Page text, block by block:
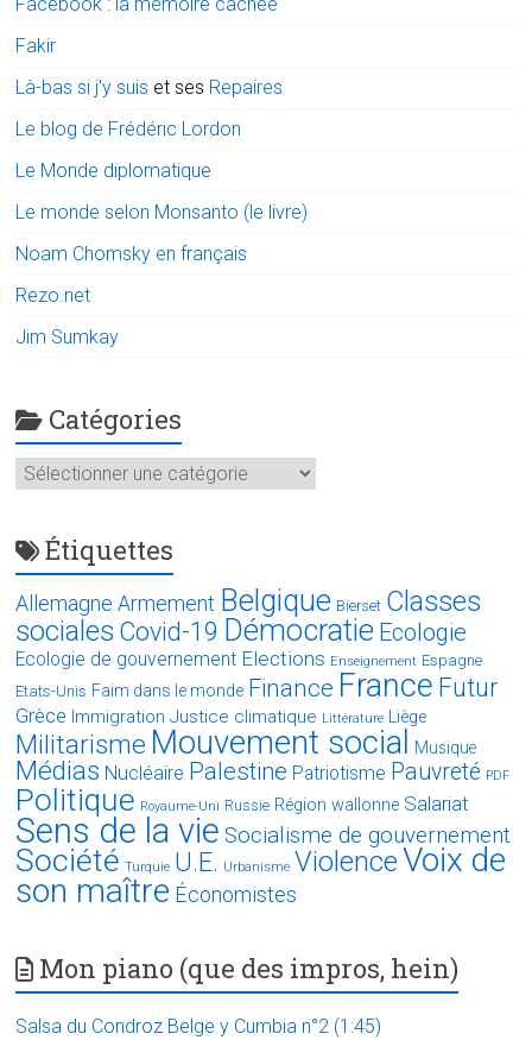
Fakir
Là-bas si j'y suis et ses Repaires
Le blog de Frédéric Lordon
Le Monde diplomatique
Le monde selon Monsanto (le livre)
Noam Chomsky en français
Rezo.net
Jim Sumkay
Catégories
Catégories
Étiquettes
Allemagne Armement Belgique Bierset Classes
sociales Covid-19 Démocratie Ecologie
Ecologie de gouvernement Elections Enseignement Espagne
Etats-Unis Faim dans le monde Finance France Futur
Grèce Immigration Justice climatique Littérature Liège
Militarisme Mouvement social Musique
Médias Nucléaire Palestine Patriotisme Pauvreté PDF
Politique Royaume-Uni Russie Région wallonne Salariat
Sens de la vie Socialisme de gouvernement
Société Turquie U.E. Urbanisme ViolenceVoix de
son maître Économistes
Mon piano (que des impros, hein)
Salsa du Condroz Belge y Cumbia n°2 (1:45)